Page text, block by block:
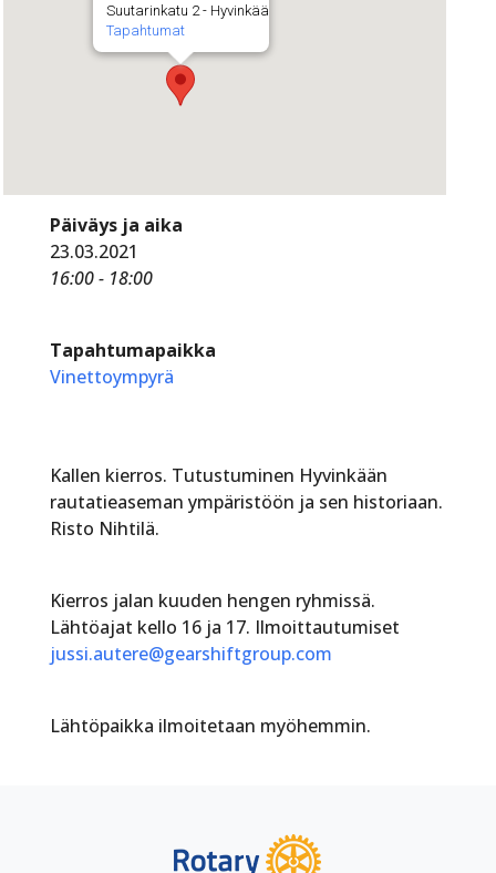
Suutarinkatu 2 - Hyvinkää
Tapahtumat
Päiväys ja aika
23.03.2021
16:00 - 18:00
Tapahtumapaikka
Vinettoympyrä
Kallen kierros. Tutustuminen Hyvinkään
rautatieaseman ympäristöön ja sen historiaan.
Risto Nihtilä.
Kierros jalan kuuden hengen ryhmissä.
Lähtöajat kello 16 ja 17. Ilmoittautumiset
jussi.autere@gearshiftgroup.com
Lähtöpaikka ilmoitetaan myöhemmin.